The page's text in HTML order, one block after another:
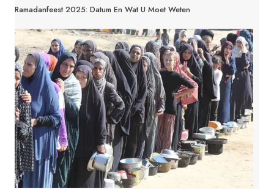
Ramadanfeest 2025: Datum En Wat U Moet Weten